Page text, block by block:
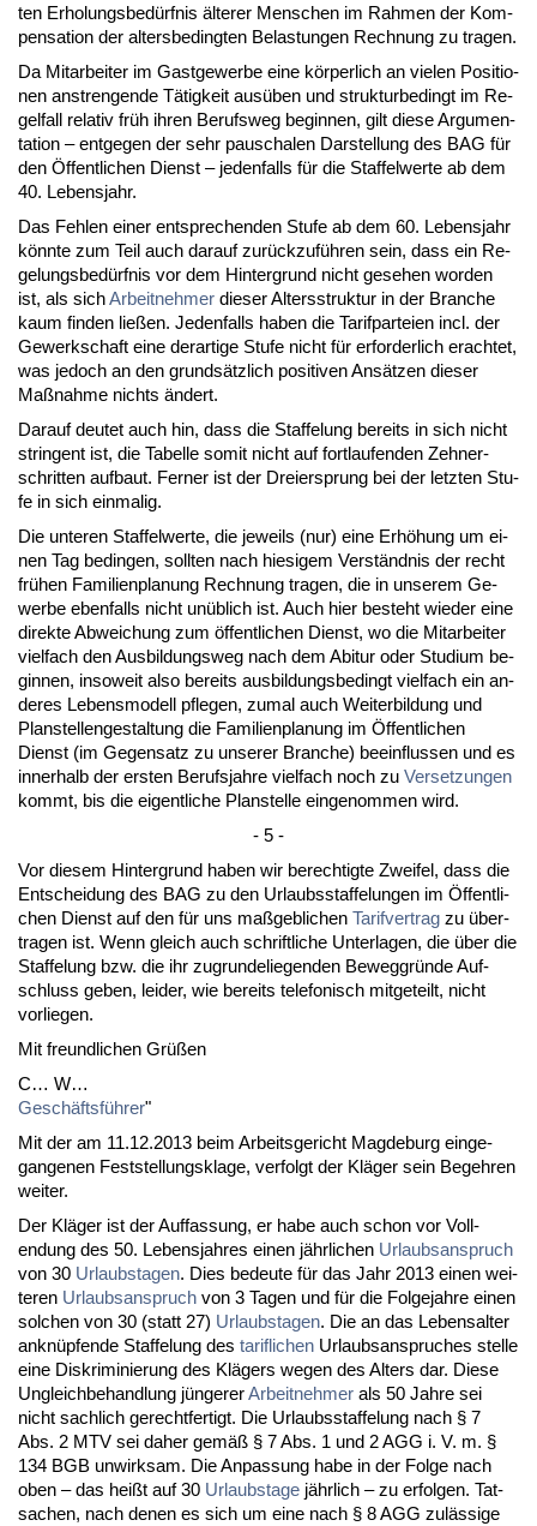
ten Er­ho­lungs­bedürf­nis älte­rer Men­schen im Rah­men der Kom­
pen­sa­ti­on der al­ters­be­ding­ten Be­las­tun­gen Rech­nung zu tra­gen.
Da Mit­ar­bei­ter im Gast­ge­wer­be ei­ne körper­lich an vie­len Po­si­tio­
nen an­stren­gen­de Tätig­keit ausüben und struk­tur­be­dingt im Re­
gel­fall re­la­tiv früh ih­ren Be­rufs­weg be­gin­nen, gilt die­se Ar­gu­men­
ta­ti­on – ent­ge­gen der sehr pau­scha­len Dar­stel­lung des BAG für
den Öffent­li­chen Dienst – je­den­falls für die Staf­fel­wer­te ab dem
40. Le­bens­jahr.
Das Feh­len ei­ner ent­spre­chen­den Stu­fe ab dem 60. Le­bens­jahr
könn­te zum Teil auch dar­auf zurück­zuführen sein, dass ein Re­
ge­lungs­bedürf­nis vor dem Hin­ter­grund nicht ge­se­hen wor­den
ist, als sichAr­beit­neh­mer die­ser Al­ters­struk­tur in der Bran­che
kaum fin­den ließen. Je­den­falls ha­ben die Ta­rif­par­tei­en in­cl. der
Ge­werk­schaft ei­ne der­ar­ti­ge Stu­fe nicht für er­for­der­lich er­ach­tet,
was je­doch an den grundsätz­lich po­si­ti­ven Ansätzen die­ser
Maßnah­me nichts ändert.
Dar­auf deu­tet auch hin, dass die Staf­fe­lung be­reits in sich nicht
strin­gent ist, die Ta­bel­le so­mit nicht auf fort­lau­fen­den Zeh­ner­
schrit­ten auf­baut. Fer­ner ist der Drei­er­sprung bei der letz­ten Stu­
fe in sich ein­ma­lig.
Die un­te­ren Staf­fel­wer­te, die je­weils (nur) ei­ne Erhöhung um ei­
nen Tag be­din­gen, soll­ten nach hie­si­gem Verständ­nis der recht
frühen Fa­mi­li­en­pla­nung Rech­nung tra­gen, die in un­se­rem Ge­
wer­be eben­falls nicht unüblich ist. Auch hier be­steht wie­der ei­ne
di­rek­te Ab­wei­chung zum öffent­li­chen Dienst, wo die Mit­ar­bei­ter
viel­fach den Aus­bil­dungs­weg nach dem Ab­itur oder Stu­di­um be­
gin­nen, in­so­weit al­so be­reits aus­bil­dungs­be­dingt viel­fach ein an­
de­res Le­bens­mo­dell pfle­gen, zu­mal auch Wei­ter­bil­dung und
Plan­stel­len­ge­stal­tung die Fa­mi­li­en­pla­nung im Öffent­li­chen
Dienst (im Ge­gen­satz zu un­se­rer Bran­che) be­ein­flus­sen und es
in­ner­halb der ers­ten Be­rufs­jah­re viel­fach noch zu Ver­set­zun­gen
kommt, bis die ei­gent­li­che Plan­stel­le ein­ge­nom­men wird.
- 5 -
Vor die­sem Hin­ter­grund ha­ben wir be­rech­tig­te Zwei­fel, dass die
Ent­schei­dung des BAG zu den Ur­laubs­staf­fe­lun­gen im Öffent­li­
chen Dienst auf den für uns maßgeb­li­chen Ta­rif­ver­trag zu über­
tra­gen ist. Wenn gleich auch schrift­li­che Un­ter­la­gen, die über die
Staf­fe­lung bzw. die ihr zu­grun­de­lie­gen­den Be­weg­gründe Auf­
schluss ge­ben, lei­der, wie be­reits te­le­fo­nisch mit­ge­teilt, nicht
vor­lie­gen.
Mit freund­li­chen Grüßen
C… W…
Geschäftsführer"
Mit der am 11.12.2013 beim Ar­beits­ge­richt Mag­de­burg ein­ge­
gan­ge­nen Fest­stel­lungs­kla­ge, ver­folgt der Kläger sein Be­geh­ren
wei­ter.
Der Kläger ist der Auf­fas­sung, er ha­be auch schon vor Voll­
endung des 50. Le­bens­jah­res ei­nen jähr­li­chen Ur­laubs­an­spruch
von 30 Ur­laubs­ta­gen. Dies be­deu­te für das Jahr 2013 ei­nen wei­
te­ren Ur­laubs­an­spruch von 3 Ta­gen und für die Fol­ge­jah­re ei­nen
sol­chen von 30 (statt 27) Ur­laubs­ta­gen. Die an das Le­bens­al­ter
an­knüpfen­de Staf­fe­lung des ta­rif­li­chen Ur­laubs­an­spru­ches stel­le
ei­ne Dis­kri­mi­nie­rung des Klägers we­gen des Al­ters dar. Die­se
Un­gleich­be­hand­lung jünge­rerAr­beit­neh­mer als 50 Jah­re sei
nicht sach­lich ge­recht­fer­tigt. Die Ur­laubs­staf­fe­lung nach § 7
Abs. 2 MTV sei da­her gemäß § 7 Abs. 1 und 2 AGG i. V. m. §
134 BGB un­wirk­sam. Die An­pas­sung ha­be in der Fol­ge nach
oben – das heißt auf 30 Ur­laubs­ta­ge jähr­lich – zu er­fol­gen. Tat­
sa­chen, nach de­nen es sich um ei­ne nach § 8 AGG zulässi­ge